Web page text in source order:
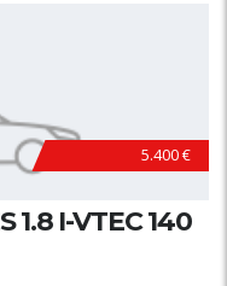
5.400 €
1.8 I-VTEC 140